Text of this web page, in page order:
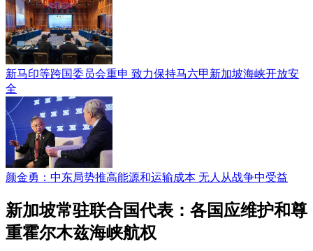
新马印等跨国委员会重申 致力保持马六甲新加坡海峡开放安
全
颜金勇：中东局势推高能源和运输成本 无人从战争中受益
新加坡常驻联合国代表：各国应维护和尊
重霍尔木兹海峡航权